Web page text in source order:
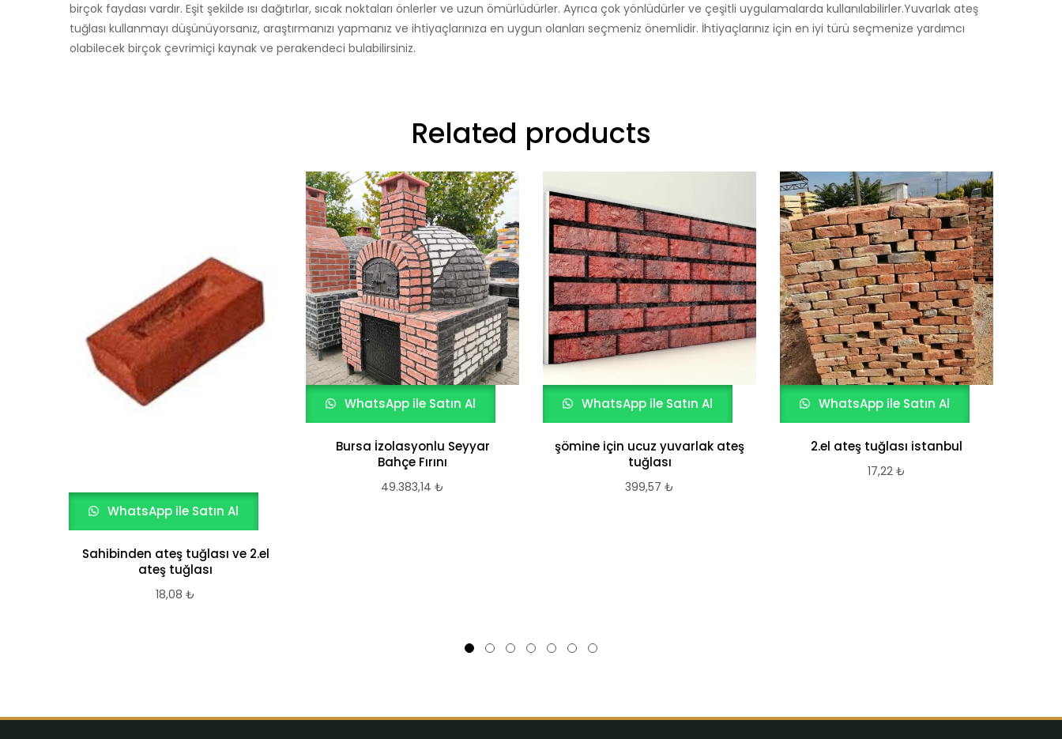
birçok faydası vardır. Eşit şekilde ısı dağıtırlar, sıcak noktaları önlerler ve uzun ömürlüdürler. Ayrıca çok yönlüdürler ve çeşitli uygulamalarda kullanılabilirler.Yuvarlak ateş
tuğlası kullanmayı düşünüyorsanız, araştırmanızı yapmanız ve ihtiyaçlarınıza en uygun olanları seçmeniz önemlidir. İhtiyaçlarınız için en iyi türü seçmenize yardımcı
olabilecek birçok çevrimiçi kaynak ve perakendeci bulabilirsiniz.
Related products
WhatsApp ile Satın Al
Sahibinden ateş tuğlası ve 2.el
ateş tuğlası
18,08 ₺
WhatsApp ile Satın Al
Bursa İzolasyonlu Seyyar
Bahçe Fırını
49.383,14 ₺
WhatsApp ile Satın Al
şömine için ucuz yuvarlak ateş
tuğlası
399,57 ₺
WhatsApp ile Satın Al
2.el ateş tuğlası istanbul
17,22 ₺